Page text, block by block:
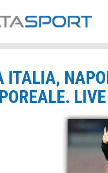
ITALIA,
LIVE